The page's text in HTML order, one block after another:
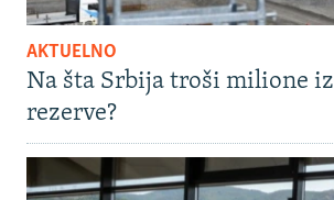
AKTUELNO
Na šta Srbija troši milione
rezerve?